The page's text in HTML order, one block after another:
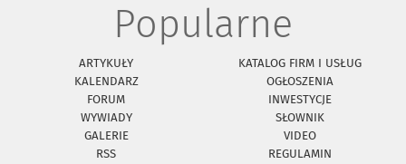
Popularne
ARTYKUŁY
KATALOG FIRM I USŁUG
KALENDARZ
OGŁOSZENIA
FORUM
INWESTYCJE
WYWIADY
SŁOWNIK
GALERIE
VIDEO
RSS
REGULAMIN